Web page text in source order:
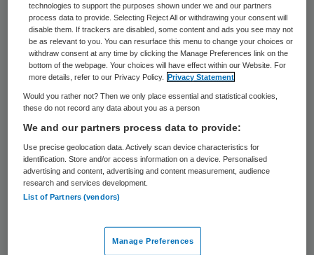
TT.MM.JJJJ (optional)
De raad van bestuur van de MCA Gemini
Groep bestrijd de berichten dat de
organisatie failliet dreigt te gaan. Deze
berichten ontstonden door een brief van de
Helderse gemeenteraad aan de
Nederlandse Zorgautoriteit (NZa) waarin
zorgen over de financiële situatie van de
MCA Gemini Groep geuit werden.
De gemeenteraad schreef in de bewuste
brief ‘uit betrouwbare bronnen’ te hebben
technologies to support the purposes shown under we and our partners
process data to provide. Selecting Reject All or withdrawing your consent will
disable them. If trackers are disabled, some content and ads you see may not
be as relevant to you. You can resurface this menu to change your choices or
withdraw consent at any time by clicking the Manage Preferences link on the
bottom of the webpage. Your choices will have effect within our Website. For
more details, refer to our Privacy Policy.
Privacy Statement
Would you rather not? Then we only place essential and statistical cookies,
these do not record any data about you as a person
We and our partners process data to provide:
Use precise geolocation data. Actively scan device characteristics for
identification. Store and/or access information on a device. Personalised
advertising and content, advertising and content measurement, audience
research and services development.
List of Partners (vendors)
Manage Preferences